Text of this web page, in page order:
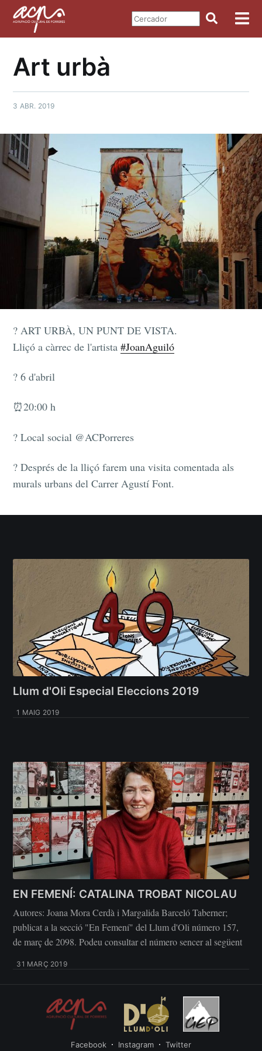
Art urbà
3 ABR. 2019
? ART URBÀ, UN PUNT DE VISTA.
Lliçó a càrrec de l'artista#JoanAguiló
? 6 d'abril
⏰20:00 h
? Local social @ACPorreres
? Després de la lliçó farem una visita comentada als
murals urbans del Carrer Agustí Font.
Llum d'Oli Especial Eleccions 2019
1 MAIG 2019
EN FEMENÍ: CATALINA TROBAT NICOLAU
Autores: Joana Mora Cerdà i Margalida Barceló Taberner;
publicat a la secció "En Femení" del Llum d'Oli número 157,
de març de 2098. Podeu consultar el número sencer al següent
31 MARÇ 2019
Facebook Instagram Twitter